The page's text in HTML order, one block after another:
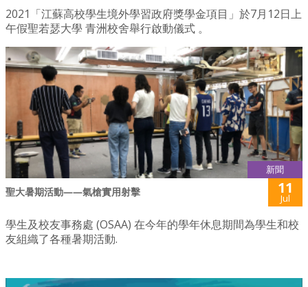
2021「江蘇高校學生境外學習政府獎學金項目」於7月12日上
午假聖若瑟大學 青洲校舍舉行啟動儀式 。
新聞
聖大暑期活動——氣槍實用射擊 11
Jul
學生及校友事務處 (OSAA) 在今年的學年休息期間為學生和校
友組織了各種暑期活動.